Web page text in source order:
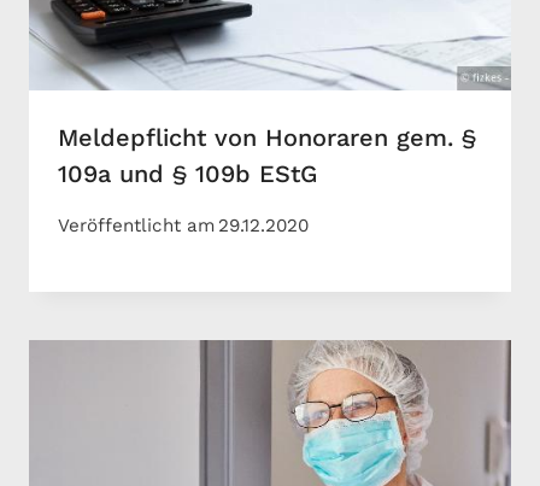
Meldepflicht von Honoraren gem. §
109a und § 109b EStG
Veröffentlicht am 29.12.2020